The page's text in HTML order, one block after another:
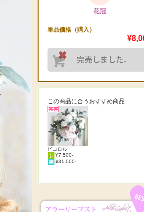
単品価格（購入）
この商品に合うおすすめ商品
ビコロル
¥7,500-
¥31,000-